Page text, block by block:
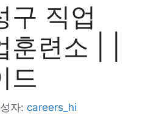
구 직업
련소 | |
드
자: careers_hi